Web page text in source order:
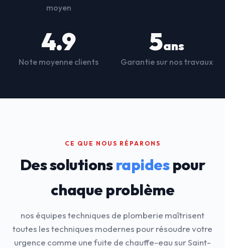
moyen
4.9
Note moyenne clients
5ans
Garantie sur nos travaux
CE QUE NOUS RÉPARONS
Des solutionsrapidespour
chaque problème
nos équipes techniques de plomberie maîtrisent
toutes les techniques modernes pour résoudre votre
urgence comme une fuite de chauffe-eau sur Saint-